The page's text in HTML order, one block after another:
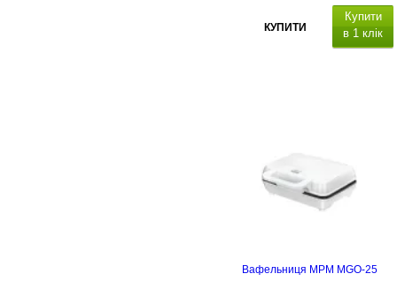
КУПИТИ
Купити
в 1 клік
Вафельниця MPM MGO-25